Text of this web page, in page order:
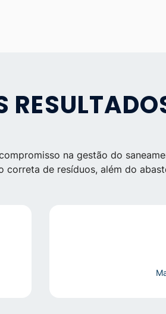
na gestão do
de resíduos, além do